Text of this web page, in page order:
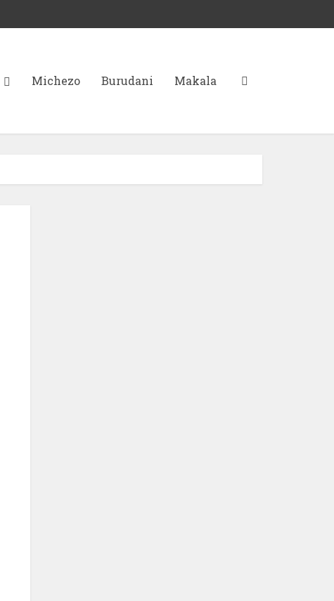
Michezo Burudani Makala